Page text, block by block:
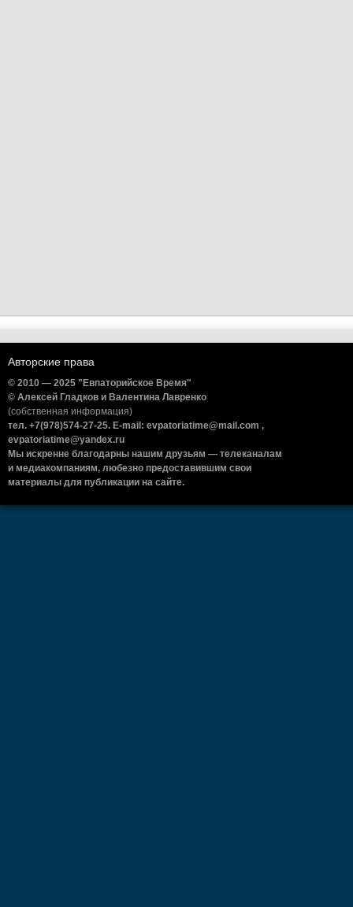
Авторские права
© 2010 — 2025 "Евпаторийское Время"
© Алексей Гладков и Валентина Лавренко
(собственная информация)
тел. +7(978)574-27-25. E-mail: evpatoriatime@mail.com ,
evpatoriatime@yandex.ru
Мы искренне благодарны нашим друзьям — телеканалам
и медиакомпаниям, любезно предоставившим свои
материалы для публикации на сайте.